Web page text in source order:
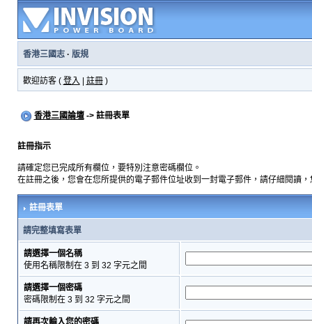
香港三國志· 版規
歡迎訪客 ( 登入 註冊)
香港三國論壇-> 註冊表單
註冊指示
請確定您已完成所有欄位，要特別注意密碼欄位。
在註冊之後，您會在您所提供的電子郵件位址收到一封電子郵件，請仔細閱讀
註冊表單
請完整填寫表單
請選擇一個名稱
使用名稱限制在 3 到 32 字元之間
請選擇一個密碼
密碼限制在 3 到 32 字元之間
請再次輸入您的密碼